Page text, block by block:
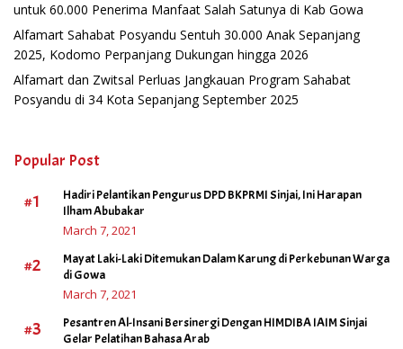
untuk 60.000 Penerima Manfaat Salah Satunya di Kab Gowa
Alfamart Sahabat Posyandu Sentuh 30.000 Anak Sepanjang
2025, Kodomo Perpanjang Dukungan hingga 2026
Alfamart dan Zwitsal Perluas Jangkauan Program Sahabat
Posyandu di 34 Kota Sepanjang September 2025
Popular Post
#1
Hadiri Pelantikan Pengurus DPD BKPRMI Sinjai, Ini Harapan
Ilham Abubakar
March 7, 2021
#2
Mayat Laki-Laki Ditemukan Dalam Karung di Perkebunan Warga
di Gowa
March 7, 2021
#3
Pesantren Al-Insani Bersinergi Dengan HIMDIBA IAIM Sinjai
Gelar Pelatihan Bahasa Arab